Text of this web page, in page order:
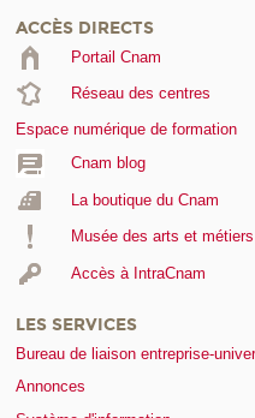
ACCÈS DIRECTS
Portail Cnam
Réseau des centres
Espace numérique de formation
Cnam blog
La boutique du Cnam
Musée des arts et métiers
Accès à IntraCnam
LES SERVICES
Bureau de liaison entreprise-
Annonces